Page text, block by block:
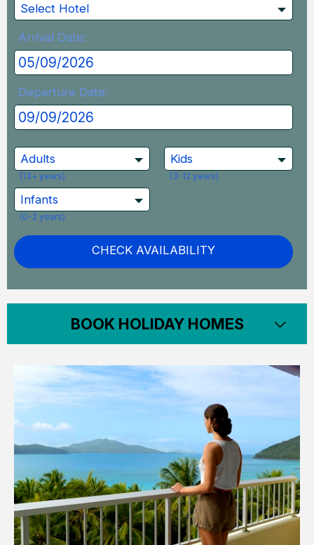
Select Hotel
Arrival Date:
Departure Date:
Adults
(13+ years)
Kids
(3-12 years)
Infants
(0-2 years)
CHECK AVAILABILITY
BOOK HOLIDAY HOMES